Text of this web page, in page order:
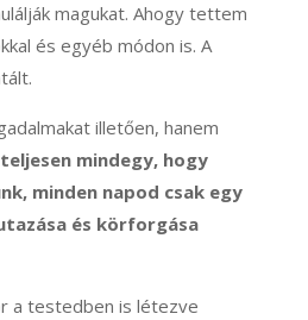
magukat. Ahogy tettem
és egyéb módon is. A
illetően, hanem
teljesen mindegy, hogy
minden napod csak egy
és körforgása
a testedben is létezve